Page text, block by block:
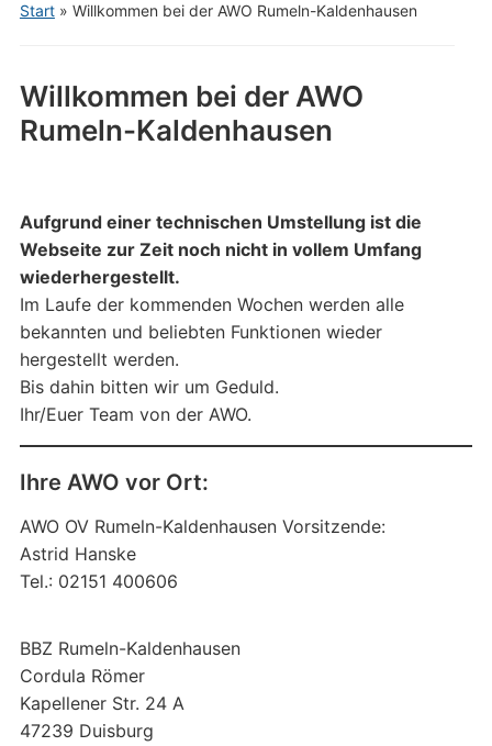
Start» Willkommen bei der AWO Rumeln-Kaldenhausen
Willkommen bei der AWO
Rumeln-Kaldenhausen
Aufgrund einer technischen Umstellung ist die
Webseite zur Zeit noch nicht in vollem Umfang
wiederhergestellt.
Im Laufe der kommenden Wochen werden alle
bekannten und beliebten Funktionen wieder
hergestellt werden.
Bis dahin bitten wir um Geduld.
Ihr/Euer Team von der AWO.
Ihre AWO vor Ort:
AWO OV Rumeln-Kaldenhausen Vorsitzende:
Astrid Hanske
Tel.: 02151 400606
BBZ Rumeln-Kaldenhausen
Cordula Römer
Kapellener Str. 24 A
47239 Duisburg